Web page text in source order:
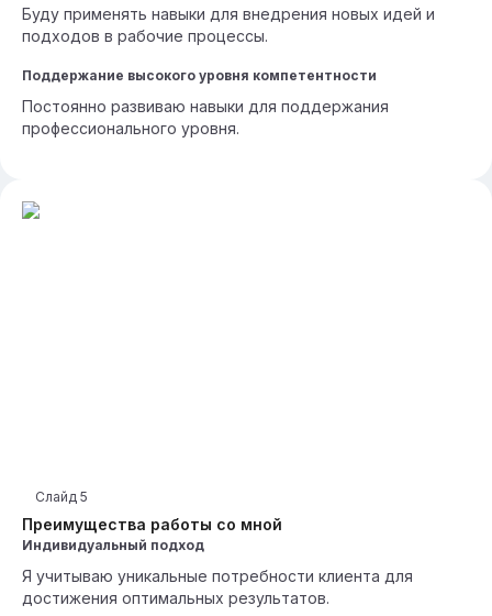
Буду применять навыки для внедрения новых идей и
подходов в рабочие процессы.
Поддержание высокого уровня компетентности
Постоянно развиваю навыки для поддержания
профессионального уровня.
Преимущества работы со мной
Слайд 5
Индивидуальный подход
Я учитываю уникальные потребности клиента для
достижения оптимальных результатов.